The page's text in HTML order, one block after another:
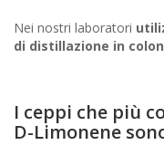
Nei nostri laboratori
di distillazione in
I ceppi che più
D-Limonene